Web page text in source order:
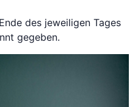
des jeweiligen Tages
gegeben.